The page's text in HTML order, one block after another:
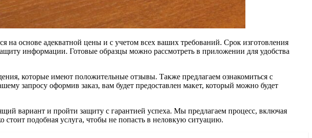
на основе адекватной цены и с учетом всех ваших требований. Срок изготовления
информации. Готовые образцы можно рассмотреть в приложении для удобства
которые имеют положительные отзывы. Также предлагаем ознакомиться с
запросу оформив заказ, вам будет предоставлен макет, который можно будет
вариант и пройти защиту с гарантией успеха. Мы предлагаем процесс, включая
стоит подобная услуга, чтобы не попасть в неловкую ситуацию.